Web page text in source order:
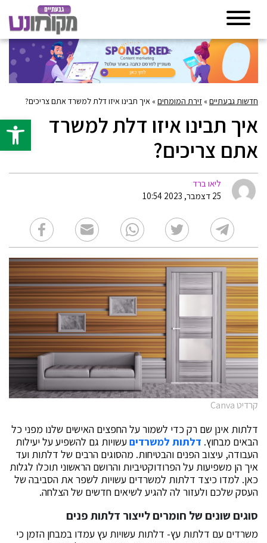
פתח
חדשות גבעתיים» זירת המומחים» איך תבינו איזו דלת למשרד אתם צריכים?
איך תבינו איזו דלת למשרד
אתם צריכים?
ליאו ברד
25 דצמבר, 2023 10:54
קרדיט Canva
דלתות אינן שם רק כדי לשמור על החפצים האישים שלנו מפני כל
הבאים מבחוץ. דלתות למשרדים עשויות גם להשפיע על יעילות
העבודה, עיצוב הפנים והבטיחות. מהסוגים הרבים של דלתות ועד
איך הן משפיעות על הפרודוקטיביות והרושם הראשוני תוכלו לגלות
כאן. למדו כיצד דלתות למשרדים עשויות לשפר את הסביבה של
העסק שלכם ולעזור לה להגיע לשיאים חדשים של הצלחה.
סוגים שונים של חומרים לייצור דלתות פנים
משרדים עם דלתות עץ- דלתות עשויות עץ עמדו במבחן הזמן כי